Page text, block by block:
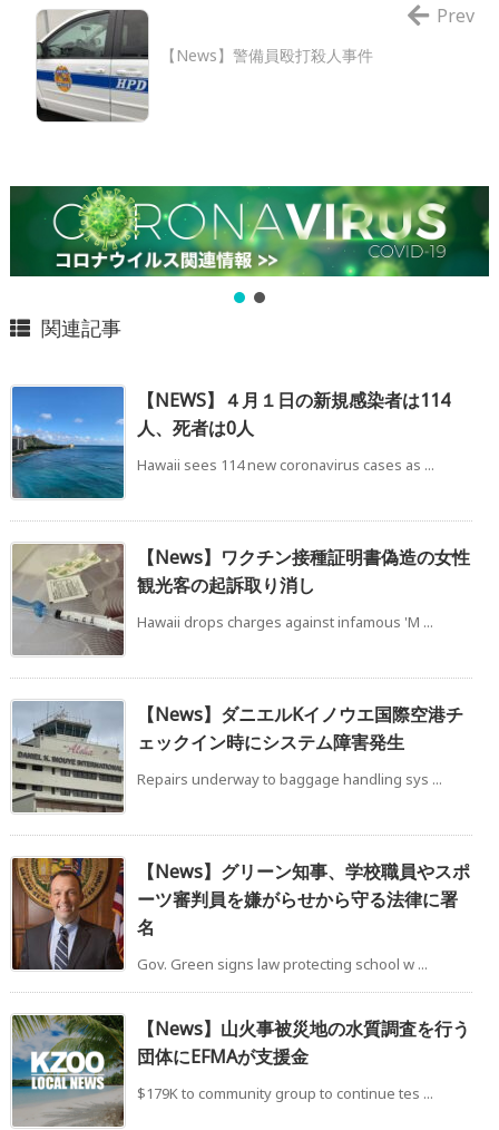
【News】警備員殴打殺人事件
Prev
関連記事
【NEWS】４月１日の新規感染者は114
人、死者は0人
Hawaii sees 114 new coronavirus cases as ...
【News】ワクチン接種証明書偽造の女性
観光客の起訴取り消し
Hawaii drops charges against infamous 'M ...
【News】ダニエルKイノウエ国際空港チ
ェックイン時にシステム障害発生
Repairs underway to baggage handling sys ...
【News】グリーン知事、学校職員やスポ
ーツ審判員を嫌がらせから守る法律に署
名
Gov. Green signs law protecting school w ...
【News】山火事被災地の水質調査を行う
団体にEFMAが支援金
$179K to community group to continue tes ...